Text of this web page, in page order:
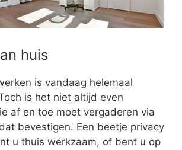
huis
is vandaag helemaal
is het niet altijd even
af en toe moet vergaderen via
bevestigen. Een beetje privacy
u thuis werkzaam, of bent u op